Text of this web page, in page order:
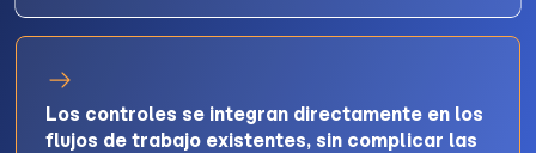
Los controles se integran directamente en los
flujos de trabajo existentes, sin complicar las